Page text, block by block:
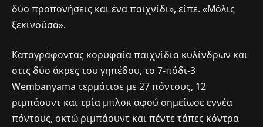
δύο προπονήσεις και ένα παιχνίδι», είπε. «Μόλις
ξεκινούσα».
Καταγράφοντας κορυφαία παιχνίδια κυλίνδρων και
στις δύο άκρες του γηπέδου, το 7-πόδι-3
Wembanyama τερμάτισε με 27 πόντους, 12
ριμπάουντ και τρία μπλοκ αφού σημείωσε εννέα
πόντους, οκτώ ριμπάουντ και πέντε τάπες κόντρα